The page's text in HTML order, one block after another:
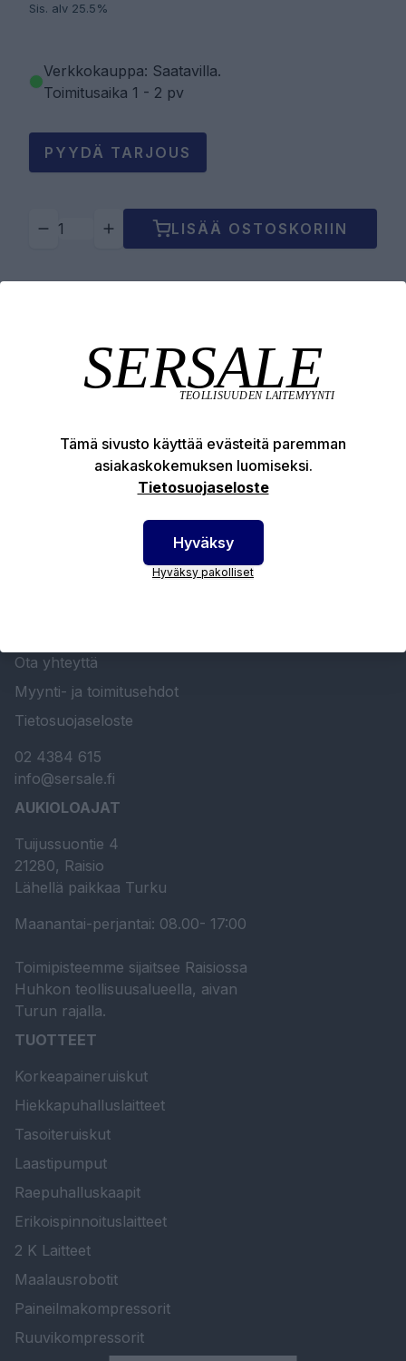
Sis. alv 25.5%
Verkkokauppa: Saatavilla.
Toimitusaika 1 - 2 pv
PYYDÄ TARJOUS
LISÄÄ OSTOSKORIIN
Tekniset edut
SERSALE OY MAALAUSLAITTEIDEN ERIKOISLIIKE
Ota yhteyttä
Myynti- ja toimitusehdot
Tietosuojaseloste
02 4384 615
info@sersale.fi
AUKIOLOAJAT
Tuijussuontie 4
21280, Raisio
Lähellä paikkaa Turku
Maanantai-perjantai: 08.00- 17:00
Toimipisteemme sijaitsee Raisiossa
Huhkon teollisuusalueella, aivan
Turun rajalla.
TUOTTEET
Korkeapaineruiskut
Hiekkapuhalluslaitteet
Tasoiteruiskut
Laastipumput
Raepuhalluskaapit
Erikoispinnoituslaitteet
2 K Laitteet
Maalausrobotit
Paineilmakompressorit
Ruuvikompressorit
Tämä sivusto käyttää evästeitä paremman
asiakaskokemuksen luomiseksi.
Tietosuojaseloste
Hyväksy
Hyväksy pakolliset